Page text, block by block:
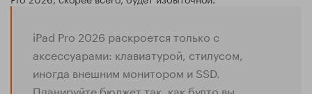
iPad Pro 2026 раскроется только с
аксессуарами: клавиатурой, стилусом,
иногда внешним монитором и SSD.
Планируйте бюджет так, как будто вы